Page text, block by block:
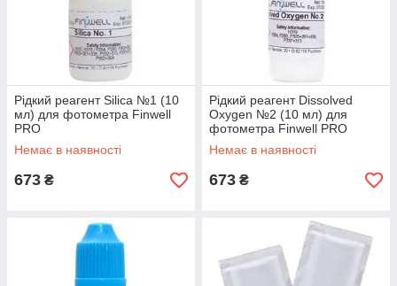
Рідкий реагент Silica №1 (10
мл) для фотометра Finwell
PRO
Немає в наявності
673 ₴
Рідкий реагент Dissolved
Oxygen №2 (10 мл) для
фотометра Finwell PRO
Немає в наявності
673 ₴